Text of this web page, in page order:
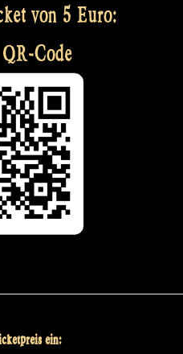
von 5 Euro:
QR-Code
ein: